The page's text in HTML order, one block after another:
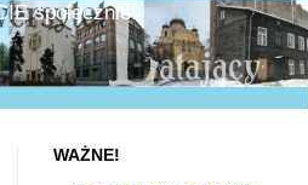
społecznie!
WAŻNE!